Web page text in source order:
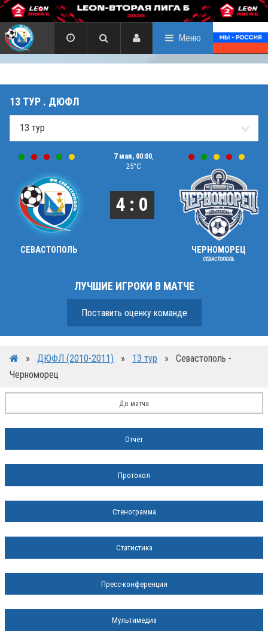
Меню
13 ТУР . ДЮФЛ
СЕВАСТОПОЛЬ
7 мая, 00:00
25°C
4 : 0
ЧЕРНОМОРЕЦ
СЕВАСТОПОЛЬ
ЛУЧШИЕ ИГРОКИ В МАТЧЕ
Поставить оценку команде
» ДЮФЛ (2010-2011) » 13 тур »
Севастополь -
Черноморец
До матча
Отчёт
Протокол
Стенограмма
Статистика
Пресс-конференция
Мультимедиа